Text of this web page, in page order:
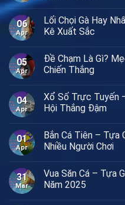
06
Apr
Lối Chọi Gà Hay
Kê Xuất Sắc
05
Apr
Đề Chạm Là Gì?
Chiến Thắng
04
Apr
Xổ Số Trực Tuyến
Hội Thắng Đậm
01
Apr
Bắn Cá Tiên – Tựa
Nhiều Người Chơi
31
Mar
Vua Săn Cá – Tựa
Năm 2025